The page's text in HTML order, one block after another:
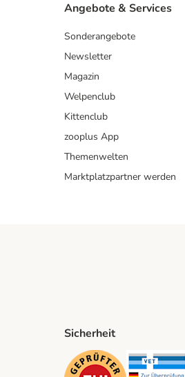
Angebote & Services
Sonderangebote
Newsletter
Magazin
Welpenclub
Kittenclub
zooplus App
Themenwelten
Marktplatzpartner werden
Sicherheit
Security